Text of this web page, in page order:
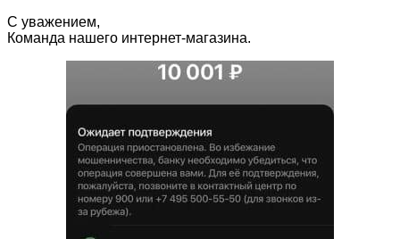
С уважением,
Команда нашего интернет-магазина.